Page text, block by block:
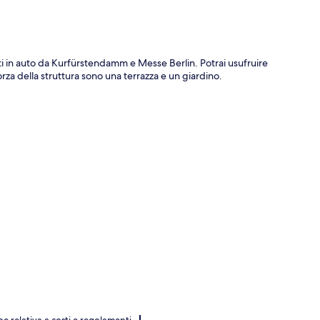
auto da Kurfürstendamm e Messe Berlin. Potrai usufruire
della struttura sono una terrazza e un giardino.